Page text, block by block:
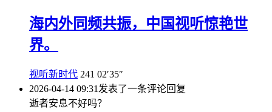
海内外同频共振，中国视听惊艳世
界。
视听新时代 241 02′35″
2026-04-14 09:31 发表了一条评论回复
逝者安息不好吗？